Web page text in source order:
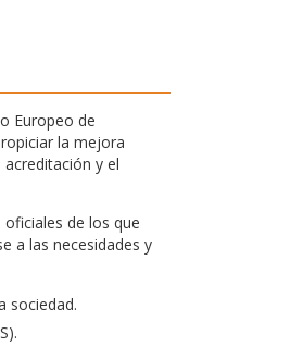
Europeo de
la mejora
y el
de los que
a las necesidades y
sociedad.